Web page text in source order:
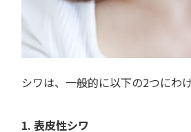
シワは、一般的に以下の2つにわ
1. 表皮性シワ